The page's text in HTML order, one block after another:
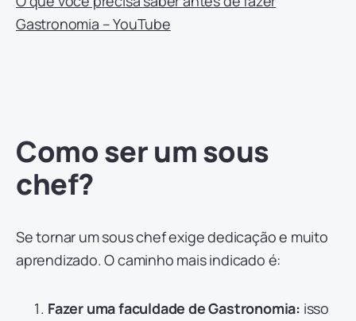
Gastronomia – YouTube
Como ser um sous
chef?
Se tornar um sous chef exige dedicação e muito
aprendizado. O caminho mais indicado é:
Fazer uma faculdade de Gastronomia: isso